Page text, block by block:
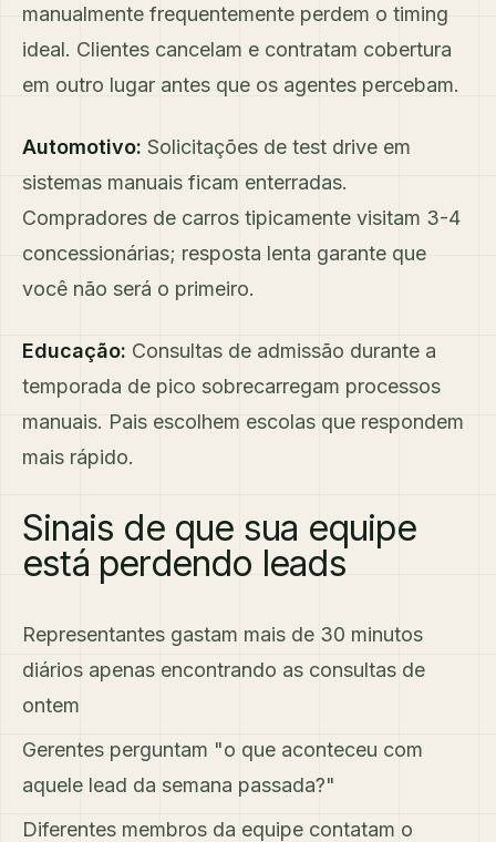
manualmente frequentemente perdem o timing
ideal. Clientes cancelam e contratam cobertura
em outro lugar antes que os agentes percebam.
Automotivo: Solicitações de test drive em
sistemas manuais ficam enterradas.
Compradores de carros tipicamente visitam 3-4
concessionárias; resposta lenta garante que
você não será o primeiro.
Educação: Consultas de admissão durante a
temporada de pico sobrecarregam processos
manuais. Pais escolhem escolas que respondem
mais rápido.
Sinais de que sua equipe
está perdendo leads
Representantes gastam mais de 30 minutos
diários apenas encontrando as consultas de
ontem
Gerentes perguntam "o que aconteceu com
aquele lead da semana passada?"
Diferentes membros da equipe contatam o